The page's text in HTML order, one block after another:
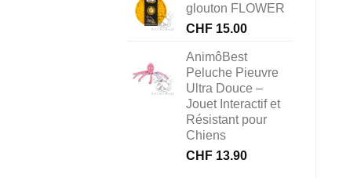
glouton FLOWER
CHF 15.00
AnimôBest
Peluche Pieuvre
Ultra Douce –
Jouet Interactif et
Résistant pour
Chiens
CHF 13.90